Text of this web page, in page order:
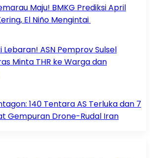
Maju! BMKG Prediksi April
El Niño Mengintai
ASN Pemprov Sulsel
Minta THR ke Warga dan
140 Tentara AS Terluka dan 7
Gempuran Drone-Rudal Iran